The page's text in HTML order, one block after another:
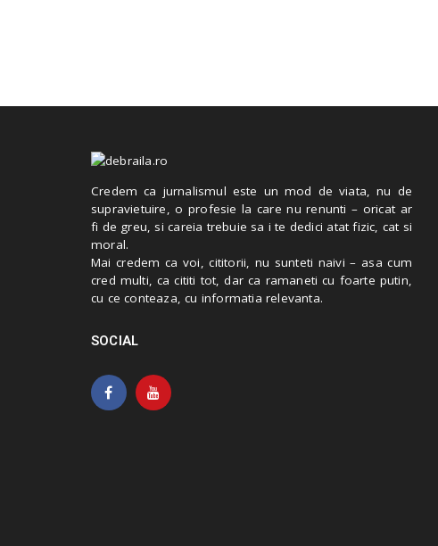
Credem ca jurnalismul este un mod de viata, nu de
supravietuire, o profesie la care nu renunti – oricat ar
fi de greu, si careia trebuie sa i te dedici atat fizic, cat si
moral.
Mai credem ca voi, cititorii, nu sunteti naivi – asa cum
cred multi, ca cititi tot, dar ca ramaneti cu foarte putin,
cu ce conteaza, cu informatia relevanta.
SOCIAL